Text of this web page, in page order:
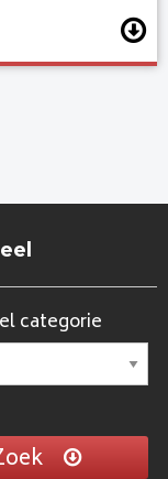
categorie